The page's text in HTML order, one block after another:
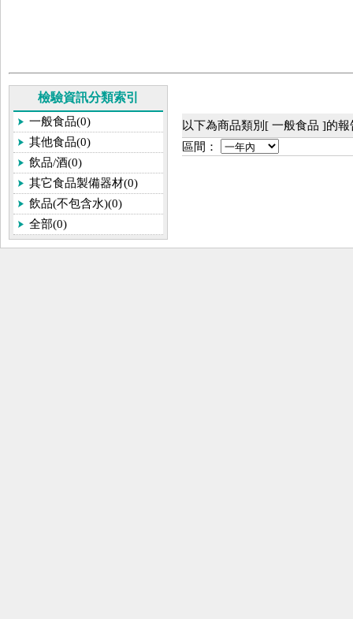
檢驗資訊分類索引
一般食品(0)
其他食品(0)
飲品/酒(0)
其它食品製備器材(0)
飲品(不包含水)(0)
全部(0)
以下為商品類別[ 一般食品 ]的
區間：